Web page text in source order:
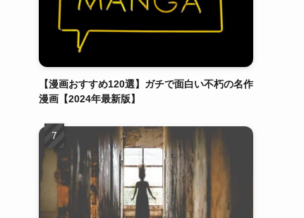
【漫画おすすめ120選】ガチで面白い不朽の名作
漫画【2024年最新版】